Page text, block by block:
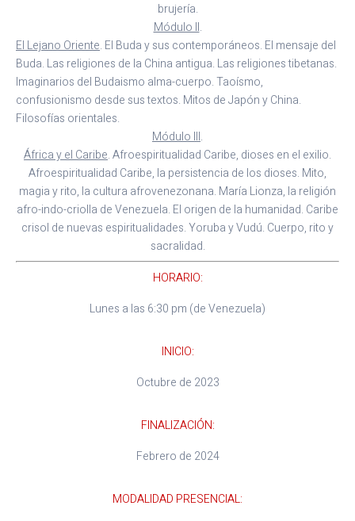
brujería.
Módulo II.
El Lejano Oriente. El Buda y sus contemporáneos. El mensaje del
Buda. Las religiones de la China antigua. Las religiones tibetanas.
Imaginarios del Budaismo alma-cuerpo. Taoísmo,
confusionismo desde sus textos. Mitos de Japón y China.
Filosofías orientales.
Módulo III.
África y el Caribe. Afroespiritualidad Caribe, dioses en el exilio.
Afroespiritualidad Caribe, la persistencia de los dioses. Mito,
magia y rito, la cultura afrovenezonana. María Lionza, la religión
afro-indo-criolla de Venezuela. El origen de la humanidad. Caribe
crisol de nuevas espiritualidades. Yoruba y Vudú. Cuerpo, rito y
sacralidad.
HORARIO:
Lunes a las 6:30 pm (de Venezuela)
INICIO:
Octubre de 2023
FINALIZACIÓN:
Febrero de 2024
MODALIDAD PRESENCIAL: